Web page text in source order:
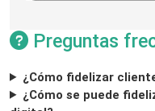
Preguntas
¿Cómo fidelizar
¿Cómo se puede